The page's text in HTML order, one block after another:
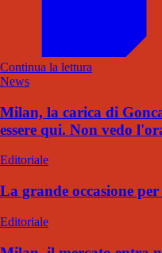
Continua la lettura
News
Milan, la carica di
essere qui. Non vedo
Editoriale
La grande occasione
Editoriale